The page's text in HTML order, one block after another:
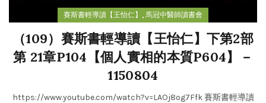
賽斯書輕導讀【王怡仁】 , 馬冠中醫師讀書會
（109）賽斯書輕導讀【王怡仁】下第2部
第 21章P104【個人實相的本質P604】－
1150804
https://www.youtube.com/watch?v=LAOj8og7Ffk 賽斯書輕導讀